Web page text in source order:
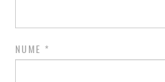
NUME *